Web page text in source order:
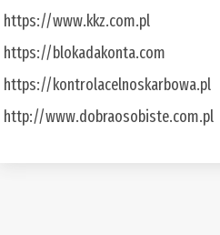
https://www.kkz.com.pl
https://blokadakonta.com
https://kontrolacelnoskarbowa.pl
http://www.dobraosobiste.com.pl